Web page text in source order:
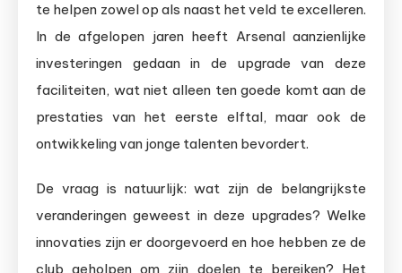
te helpen zowel op als naast het veld te excelleren.
In de afgelopen jaren heeft Arsenal aanzienlijke
investeringen gedaan in de upgrade van deze
faciliteiten, wat niet alleen ten goede komt aan de
prestaties van het eerste elftal, maar ook de
ontwikkeling van jonge talenten bevordert.
De vraag is natuurlijk: wat zijn de belangrijkste
veranderingen geweest in deze upgrades? Welke
innovaties zijn er doorgevoerd en hoe hebben ze de
club geholpen om zijn doelen te bereiken? Het